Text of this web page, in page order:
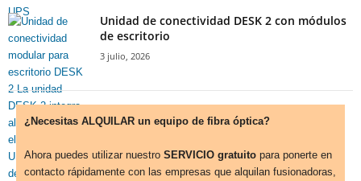
Unidad de conectividad DESK 2 con módulos
de escritorio
3 julio, 2026
¿Necesitas ALQUILAR un equipo de fibra óptica?
Ahora puedes utilizar nuestro SERVICIO gratuito para ponerte en
contacto rápidamente con las empresas que alquilan fusionadoras,